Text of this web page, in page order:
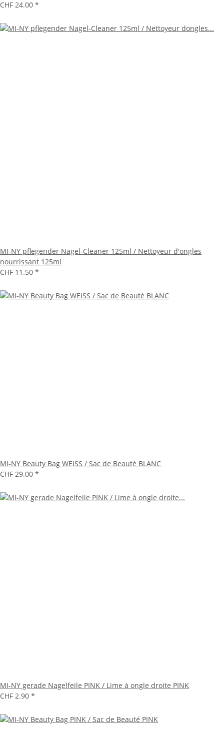
CHF 24.00 *
MI-NY pflegender Nagel-Cleaner 125ml / Nettoyeur d'ongles
nourrissant 125ml
CHF 11.50 *
MI-NY Beauty Bag WEISS / Sac de Beauté BLANC
CHF 29.00 *
MI-NY gerade Nagelfeile PINK / Lime à ongle droite PINK
CHF 2.90 *